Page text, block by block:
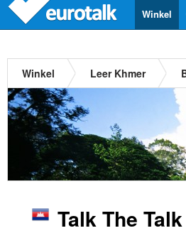
Winkel
Winkel Leer Khmer
Talk The Talk